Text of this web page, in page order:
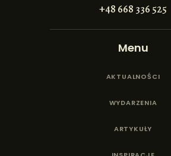
+48 668 336 525
Menu
AKTUALNOŚCI
WYDARZENIA
ARTYKUŁY